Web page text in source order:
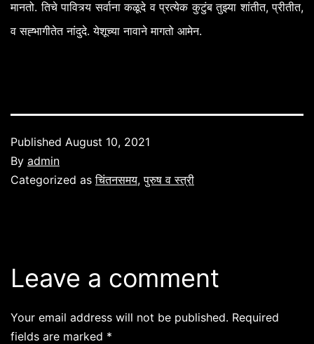
मानतो.तिचे पावित्र्य सर्वाना कळूदे व प्रत्येक कुटुंब तुझ्या शांतीत,प्रीतीत,
व सह्भागीतेत नांदुदे.येशूच्या नावाने मागतो आमेन.
Published August 10, 2021
By admin
Categorized asचिंतनसमय,पुरुष व स्त्री
Leave a comment
Your email address will not be published. Required
fields are marked *